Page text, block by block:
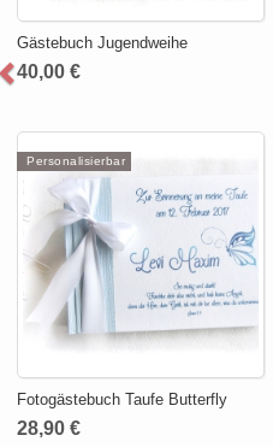
Gästebuch Jugendweihe
40,00 €
Personalisierbar
Fotogästebuch Taufe Butterfly
28,90 €